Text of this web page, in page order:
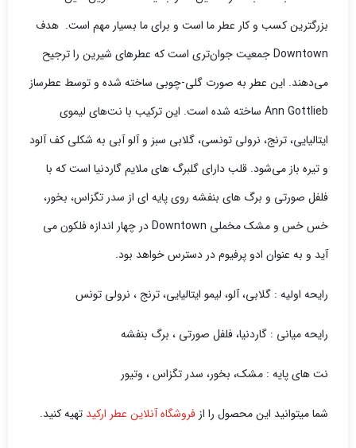
بزرگترین کسب و کار عطر ما است و برای ما بسیار مهم است. هدف
Downtown جمعیت جوان‌تری است که عطرهای شیرین را ترجیح
می‌دهند. این عطر به صورت گلی-چوبی ساخته شده و توسط عطرساز
Ann Gottlieb ساخته شده است. این ترکیب با نت‌های لیموی
ایتالیایی، ترنج، نرولی تونسی، گلابی سبز و آلو آبی به شکلی کف آلود
و تیره باز می‌شود. قلب دارای گلبرگ های ملایم گاردنیا است که با
فلفل صورتی و برگ های بنفشه روی پایه ای از سدر تگزاس، بخور،
خس خس و مشک مخملی Downtown در چهار اندازه فلکون می
آید و به عنوان ادو پرفیوم در دسترس خواهد بود.
رایحه اولیه : گلابی، آلو، لیمو ایتالیایی، ترنج ، نرولی تونس
رایحه میانی : گاردنیا، فلفل صورتی ، برگ بنفشه
نت های پایه : مشک، بخور، سدر تگزاس ، وتیور
شما میتوانید این محصول را از فروشگاه آنلاین عطر ارکید تهیه کنید.